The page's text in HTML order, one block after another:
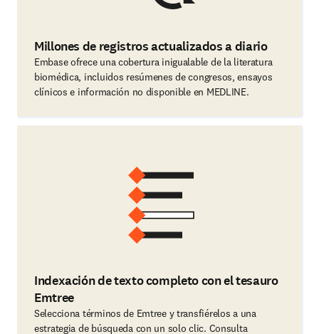
Millones de registros actualizados a diario
Embase ofrece una cobertura inigualable de la literatura
biomédica, incluidos resúmenes de congresos, ensayos
clínicos e información no disponible en MEDLINE.
Indexación de texto completo con el tesauro
Emtree
Selecciona términos de Emtree y transfiérelos a una
estrategia de búsqueda con un solo clic. Consulta